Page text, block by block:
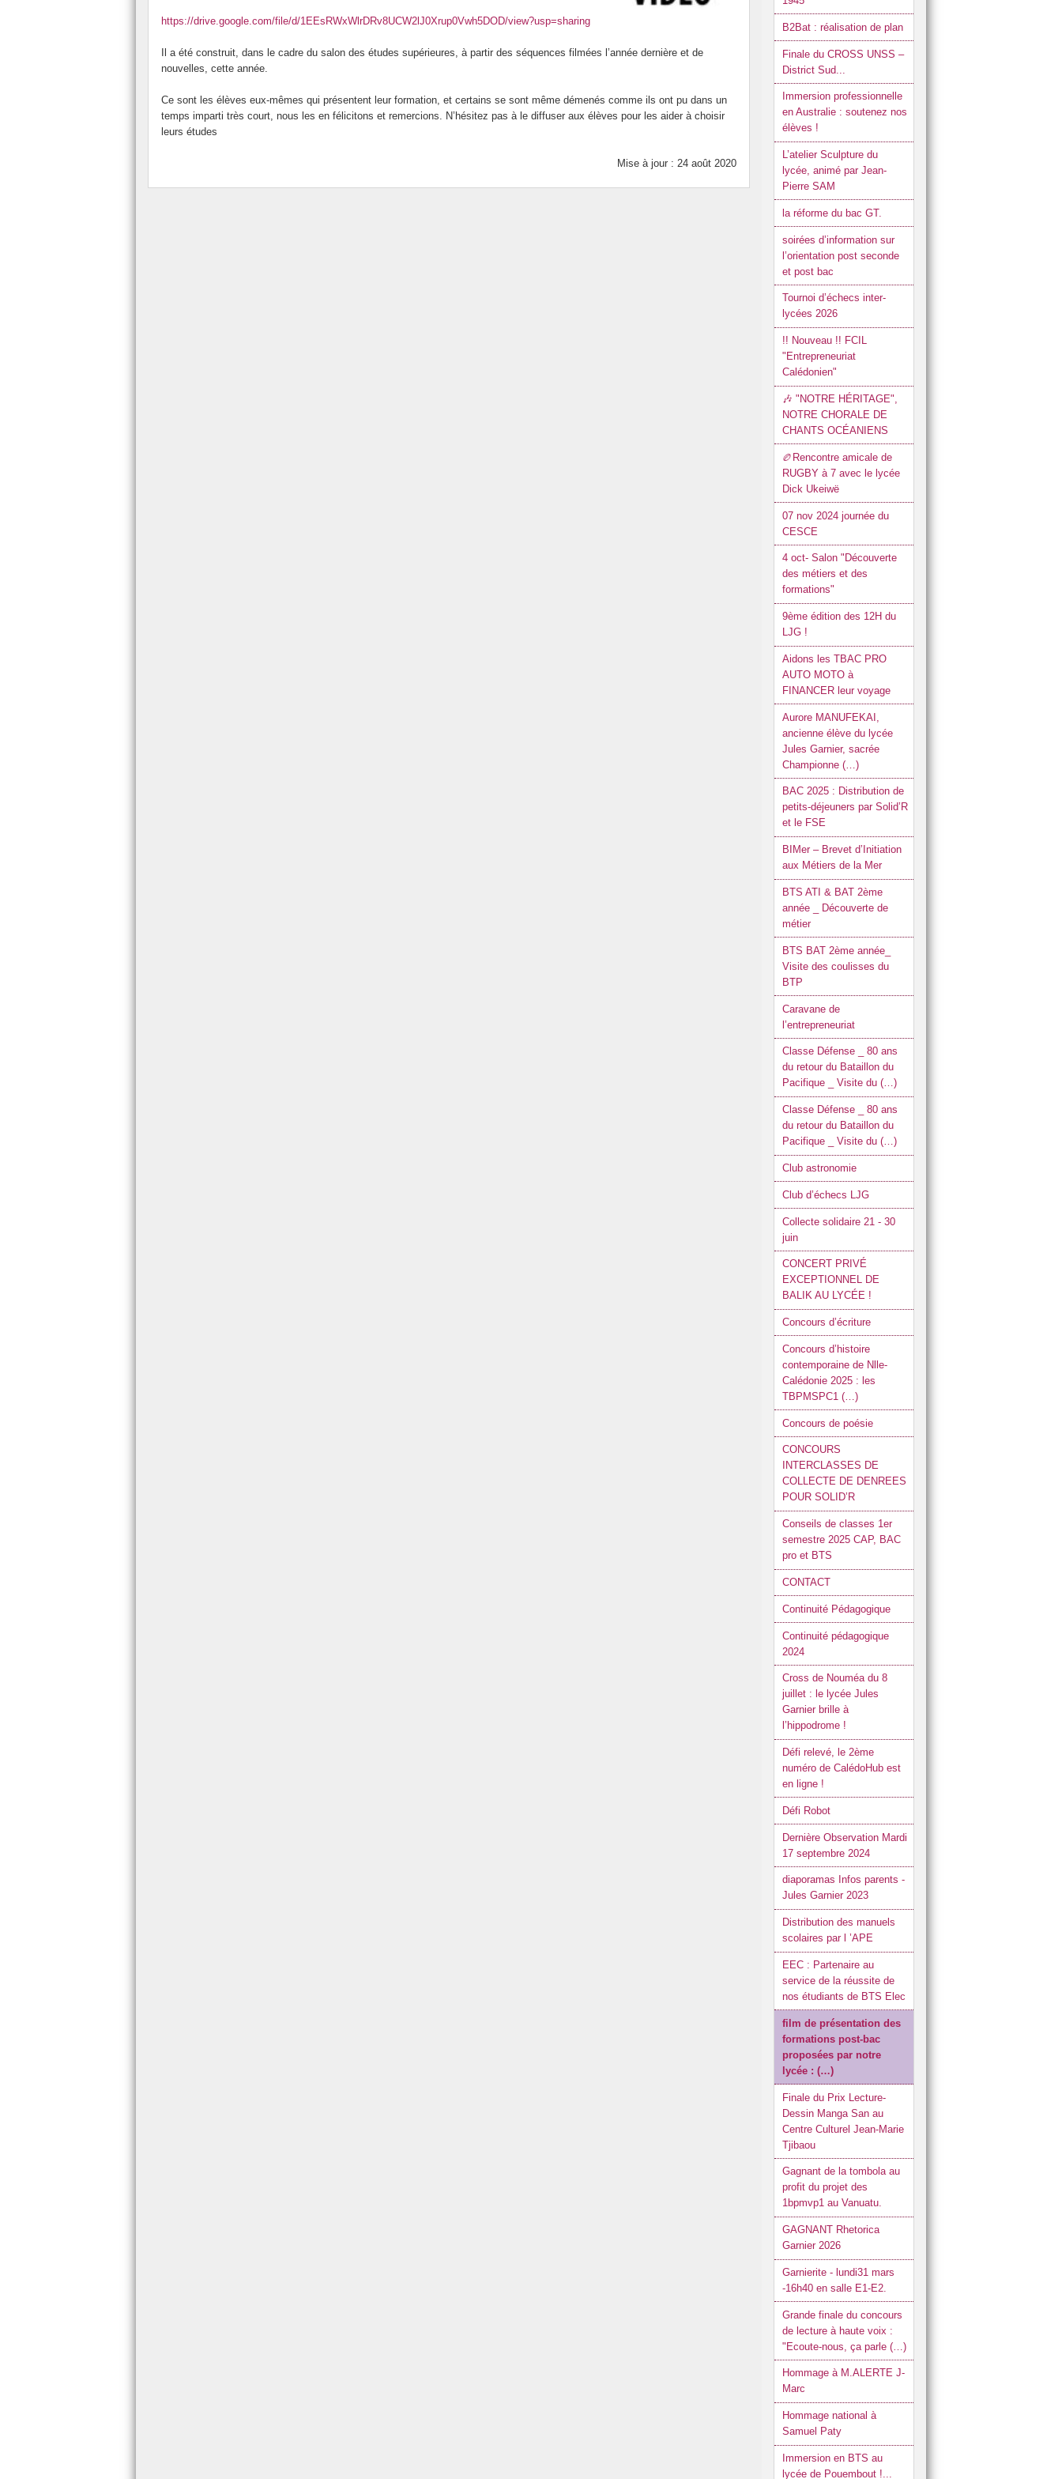
https://drive.google.com/file/d/1EEsRWxWlrDRv8UCW2lJ0Xrup0Vwh5DOD/view?usp=sharing
Il a été construit, dans le cadre du salon des études supérieures, à partir des séquences filmées l’année dernière et de
nouvelles, cette année.
Ce sont les élèves eux-mêmes qui présentent leur formation, et certains se sont même démenés comme ils ont pu dans un
temps imparti très court, nous les en félicitons et remercions. N’hésitez pas à le diffuser aux élèves pour les aider à choisir
leurs études
Mise à jour : 24 août 2020
B2Bat : réalisation de plan
Finale du CROSS UNSS –
District Sud...
Immersion professionnelle
en Australie : soutenez nos
élèves !
L’atelier Sculpture du
lycée, animé par Jean-
Pierre SAM
la réforme du bac GT.
soirées d’information sur
l’orientation post seconde
et post bac
Tournoi d’échecs inter-
lycées 2026
!! Nouveau !! FCIL
"Entrepreneuriat
Calédonien"
🎶 "NOTRE HÉRITAGE",
NOTRE CHORALE DE
CHANTS OCÉANIENS
🏉Rencontre amicale de
RUGBY à 7 avec le lycée
Dick Ukeiwë
07 nov 2024 journée du
CESCE
4 oct- Salon "Découverte
des métiers et des
formations"
9ème édition des 12H du
LJG !
Aidons les TBAC PRO
AUTO MOTO à
FINANCER leur voyage
Aurore MANUFEKAI,
ancienne élève du lycée
Jules Garnier, sacrée
Championne (…)
BAC 2025 : Distribution de
petits-déjeuners par Solid’R
et le FSE
BIMer – Brevet d’Initiation
aux Métiers de la Mer
BTS ATI & BAT 2ème
année _ Découverte de
métier
BTS BAT 2ème année_
Visite des coulisses du
BTP
Caravane de
l’entrepreneuriat
Classe Défense _ 80 ans
du retour du Bataillon du
Pacifique _ Visite du (…)
Classe Défense _ 80 ans
du retour du Bataillon du
Pacifique _ Visite du (…)
Club astronomie
Club d’échecs LJG
Collecte solidaire 21 - 30
juin
CONCERT PRIVÉ
EXCEPTIONNEL DE
BALIK AU LYCÉE !
Concours d’écriture
Concours d’histoire
contemporaine de Nlle-
Calédonie 2025 : les
TBPMSPC1 (…)
Concours de poésie
CONCOURS
INTERCLASSES DE
COLLECTE DE DENREES
POUR SOLID’R
Conseils de classes 1er
semestre 2025 CAP, BAC
pro et BTS
CONTACT
Continuité Pédagogique
Continuité pédagogique
2024
Cross de Nouméa du 8
juillet : le lycée Jules
Garnier brille à
l’hippodrome !
Défi relevé, le 2ème
numéro de CalédoHub est
en ligne !
Défi Robot
Dernière Observation Mardi
17 septembre 2024
diaporamas Infos parents -
Jules Garnier 2023
Distribution des manuels
scolaires par l ’APE
EEC : Partenaire au
service de la réussite de
nos étudiants de BTS Elec
film de présentation des
formations post-bac
proposées par notre
lycée : (…)
Finale du Prix Lecture-
Dessin Manga San au
Centre Culturel Jean-Marie
Tjibaou
Gagnant de la tombola au
profit du projet des
1bpmvp1 au Vanuatu.
GAGNANT Rhetorica
Garnier 2026
Garnierite - lundi31 mars
-16h40 en salle E1-E2.
Grande finale du concours
de lecture à haute voix :
"Ecoute-nous, ça parle (…)
Hommage à M.ALERTE J-
Marc
Hommage national à
Samuel Paty
Immersion en BTS au
lycée de Pouembout !...